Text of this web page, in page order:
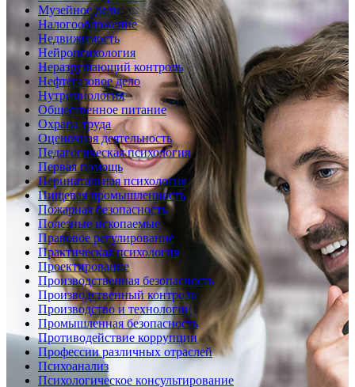
Музейное дело
Налогообложение
Недвижимость
Нейропсихология
Неразрушающий контроль
Нефтегазовое дело
Нутрициология
Общественное питание
Охрана труда
Оценочная деятельность
Педагогическая психология
Первая помощь
Перинатальная психология
Пищевая промышленность
Пожарная безопасность
Полезные ископаемые
Правовое регулирование
Практическая психология
Проектирование
Производственная безопасность
Производственный контроль
Производство и технологии
Промышленная безопасность
Противодействие коррупции
Профессии различных отраслей
Психоанализ
Психологическое консультирование